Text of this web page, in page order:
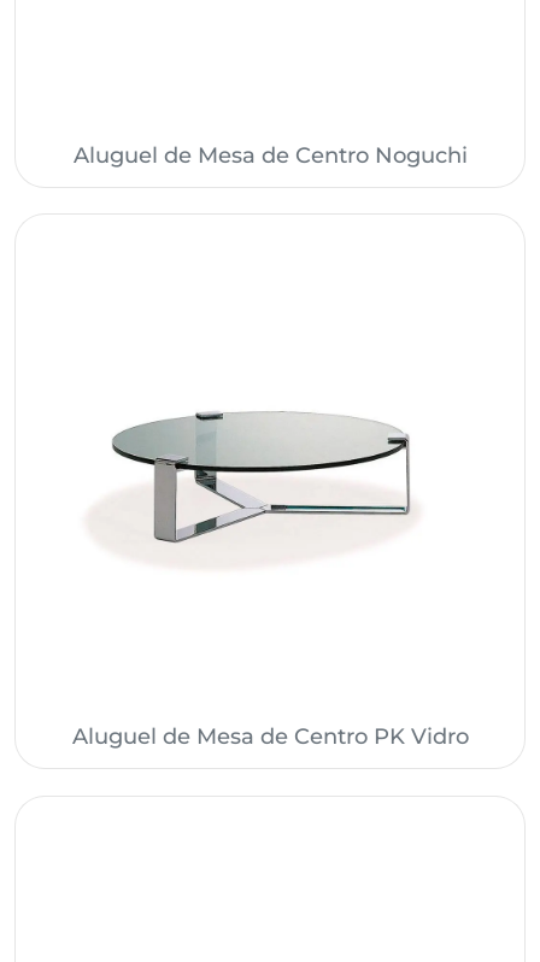
Aluguel de Mesa de Centro Noguchi
Aluguel de Mesa de Centro PK Vidro